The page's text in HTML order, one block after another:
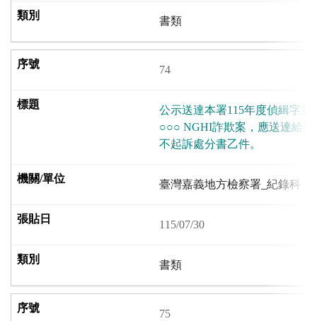
書類
74
公示送達本署115年度偵緝字第
○○○ NGHI詐欺案，應送達給
不起訴處分書乙件。
臺灣嘉義地方檢察署_紀錄科
115/07/30
書類
75